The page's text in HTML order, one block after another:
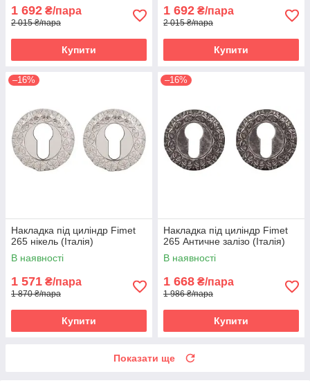
1 692 ₴/пара
2 015 ₴/пара
Купити
1 692 ₴/пара
2 015 ₴/пара
Купити
–16%
Накладка під циліндр Fimet
265 нікель (Італія)
В наявності
1 571 ₴/пара
1 870 ₴/пара
Купити
–16%
Накладка під циліндр Fimet
265 Античне залізо (Італія)
В наявності
1 668 ₴/пара
1 986 ₴/пара
Купити
Показати ще